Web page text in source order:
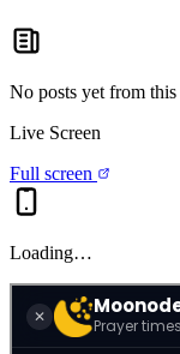
No posts yet from this
Live Screen
Full screen
Loading…